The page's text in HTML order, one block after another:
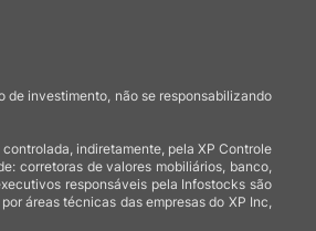
de investimento, não se responsabilizando
indiretamente, pela XP Controle
corretoras de valores mobiliários, banco,
responsáveis pela Infostocks são
áreas técnicas das empresas do XP Inc,